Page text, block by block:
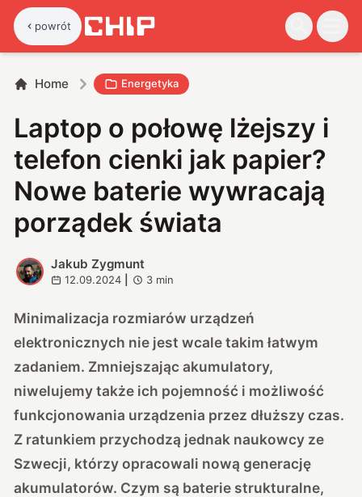
powrót
Home Energetyka
Laptop o połowę lżejszy i
telefon cienki jak papier?
Nowe baterie wywracają
porządek świata
J
Jakub Zygmunt
12.09.2024 3 min
Minimalizacja rozmiarów urządzeń
elektronicznych nie jest wcale takim łatwym
zadaniem. Zmniejszając akumulatory,
niwelujemy także ich pojemność i możliwość
funkcjonowania urządzenia przez dłuższy czas.
Z ratunkiem przychodzą jednak naukowcy ze
Szwecji, którzy opracowali nową generację
akumulatorów. Czym są baterie strukturalne,